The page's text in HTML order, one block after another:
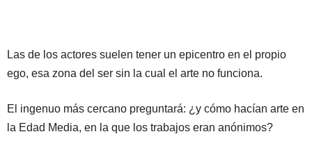
Las de los actores suelen tener un epicentro en el propio
ego, esa zona del ser sin la cual el arte no funciona.
El ingenuo más cercano preguntará: ¿y cómo hacían arte en
la Edad Media, en la que los trabajos eran anónimos?